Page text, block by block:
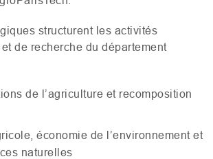
structurent les activités
de recherche du département
de l’agriculture et recomposition
économie de l’environnement et
naturelles